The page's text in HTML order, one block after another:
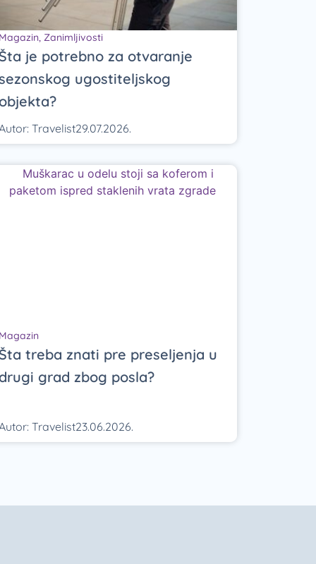
, Zanimljivosti
je potrebno za otvaranje
ugostiteljskog
Travelist29.07.2026.
treba znati pre preseljenja u
grad zbog posla?
Travelist23.06.2026.